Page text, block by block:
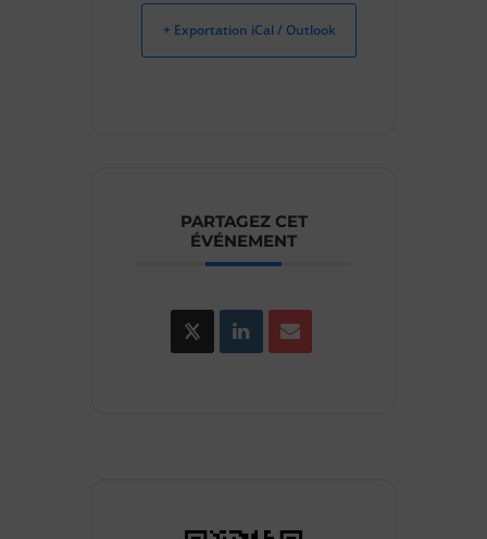
+ Exportation iCal / Outlook
PARTAGEZ CET
ÉVÉNEMENT